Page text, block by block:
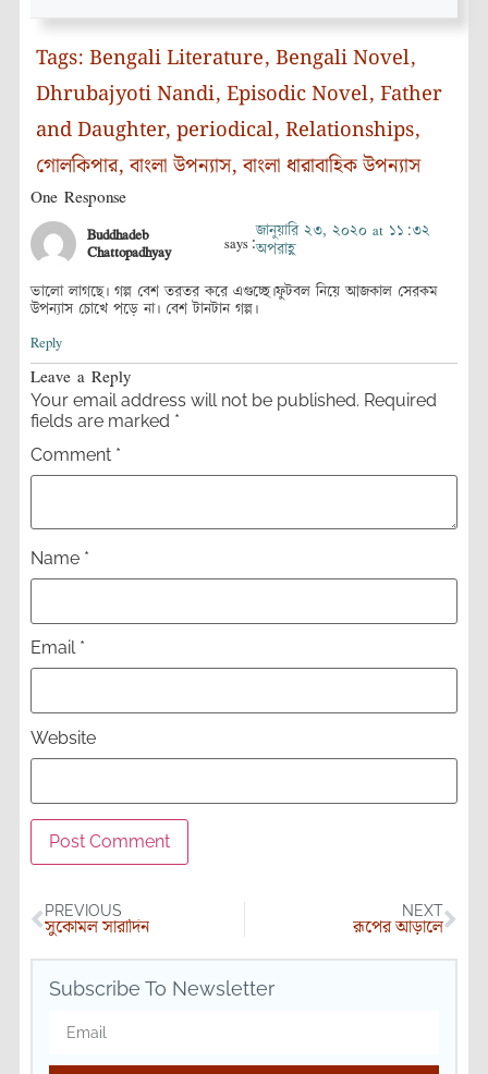
Tags: Bengali Literature, Bengali Novel,
Dhrubajyoti Nandi, Episodic Novel, Father
and Daughter, periodical, Relationships,
গোলকিপার,বাংলা উপন্যাস,বাংলা ধারাবাহিক উপন্যাস
One Response
Buddhadeb
Chattopadhyay says:
জানুয়ারি ২৩, ২০২০ at ১১:৩২
অপরাহ্ণ
ভালো লাগছে। গল্প বেশ তরতর করে এগুচ্ছে।ফুটবল নিয়ে আজকাল সেরকম
উপন্যাস চোখে পড়ে না। বেশ টানটান গল্প।
Reply
Leave a Reply
Your email address will not be published. Required
fields are marked *
Comment *
Name *
Email *
Website
PREVIOUS
সুকোমল সারাদিন
NEXT
রূপের আড়ালে
Subscribe To Newsletter